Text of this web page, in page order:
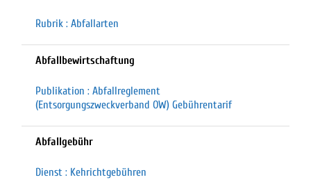
Rubrik : Abfallarten
Abfallbewirtschaftung
Publikation : Abfallreglement
(Entsorgungszweckverband OW) Gebührentarif
Abfallgebühr
Dienst : Kehrichtgebühren